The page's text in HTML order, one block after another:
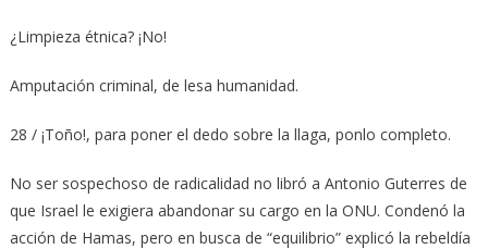
¿Limpieza étnica? ¡No!
Amputación criminal, de lesa humanidad.
28 / ¡Toño!, para poner el dedo sobre la llaga, ponlo completo.
No ser sospechoso de radicalidad no libró a Antonio Guterres de
que Israel le exigiera abandonar su cargo en la ONU. Condenó la
acción de Hamas, pero en busca de “equilibrio” explicó la rebeldía